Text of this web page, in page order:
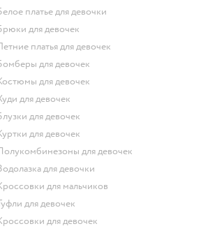
Белое платье для девочки
Брюки для девочек
Летние платья для девочек
Бомберы для девочек
Костюмы для девочек
Худи для девочек
Блузки для девочек
Куртки для девочек
Полукомбинезоны для девочек
Водолазка для девочки
Кроссовки для мальчиков
Туфли для девочек
Кроссовки для девочек